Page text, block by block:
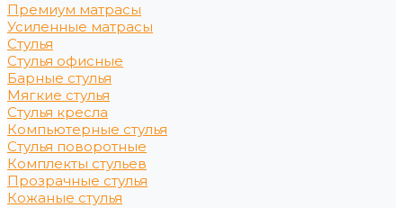
Премиум матрасы
Усиленные матрасы
Стулья
Стулья офисные
Барные стулья
Мягкие стулья
Стулья кресла
Компьютерные стулья
Стулья поворотные
Комплекты стульев
Прозрачные стулья
Кожаные стулья